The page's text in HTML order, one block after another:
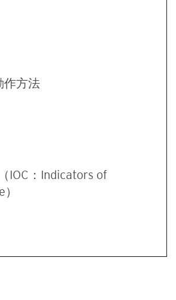
作方法
IOC：Indicators of